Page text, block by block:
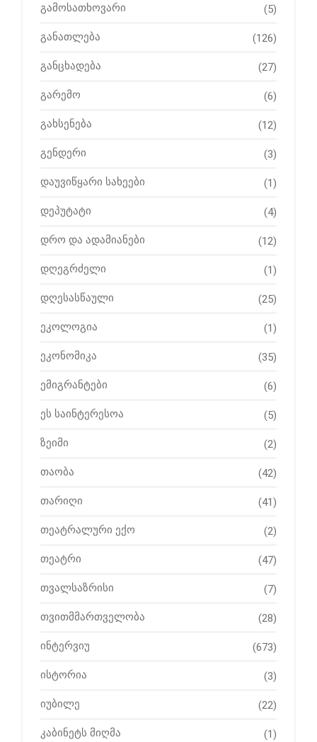
გამოსათხოვარი (5)
განათლება (126)
განცხადება (27)
გარემო (6)
გახსენება (12)
გენდერი (3)
დაუვიწყარი სახეები (1)
დეპუტატი (4)
დრო და ადამიანები (12)
დღეგრძელი (1)
დღესასწაული (25)
ეკოლოგია (1)
ეკონომიკა (35)
ემიგრანტები (6)
ეს საინტერესოა (5)
ზეიმი (2)
თაობა (42)
თარიღი (41)
თეატრალური ექო (2)
თეატრი (47)
თვალსაზრისი (7)
თვითმმართველობა (28)
ინტერვიუ (673)
ისტორია (3)
იუბილე (22)
კაბინეტს მიღმა (1)